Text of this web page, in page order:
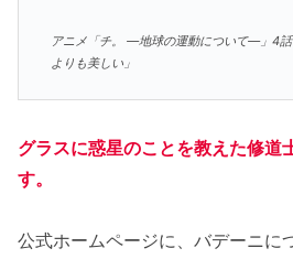
アニメ「チ。 ―地球の運動について―」4
よりも美しい」
グラスに惑星のことを教えた修道
す。
公式ホームページに、バデーニに